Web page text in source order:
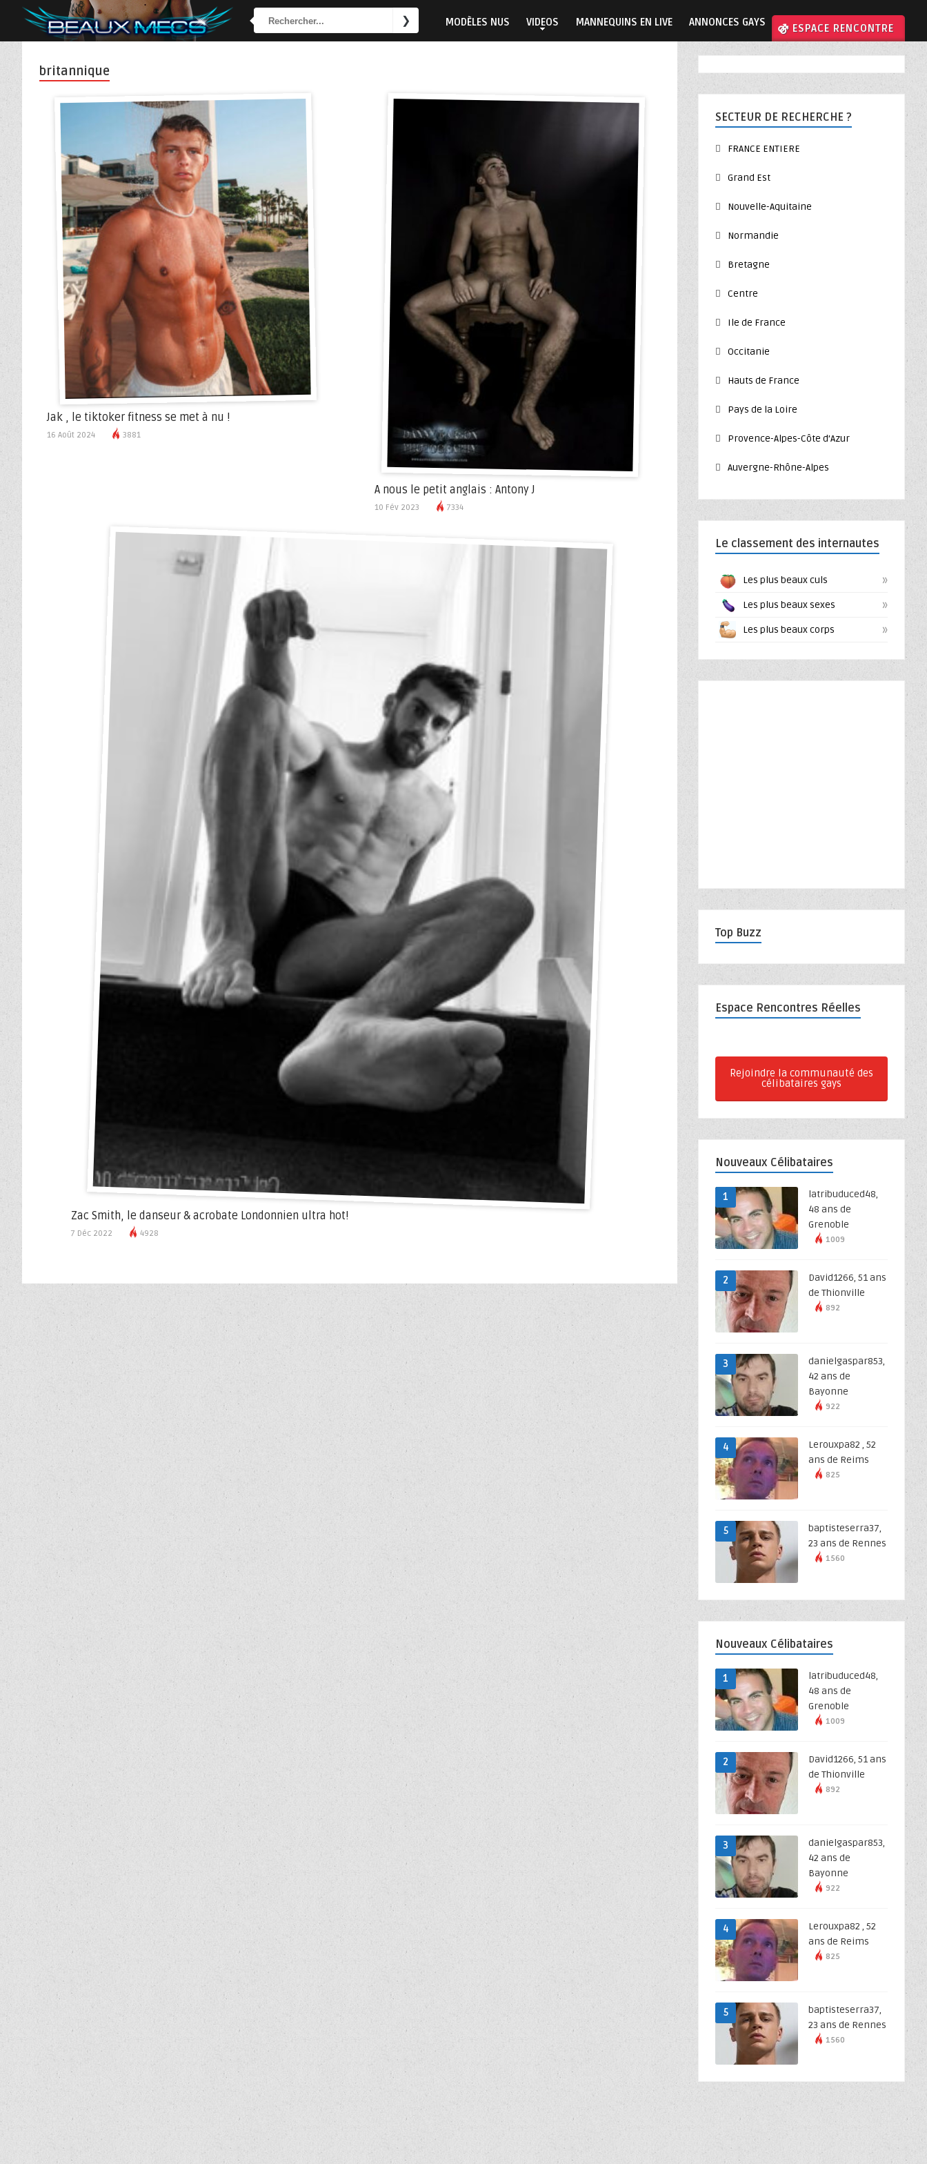
MODÈLES NUS VIDEOS MANNEQUINS EN LIVE ANNONCES GAYS ⚣ ESPACE RENCONTRE
britannique
Jak , le tiktoker fitness se met à nu !
16 Août 2024 3881
A nous le petit anglais : Antony J
10 Fév 2023 7334
Zac Smith, le danseur & acrobate Londonnien ultra hot!
7 Déc 2022 4928
SECTEUR DE RECHERCHE ?
FRANCE ENTIERE
Grand Est
Nouvelle-Aquitaine
Normandie
Bretagne
Centre
Ile de France
Occitanie
Hauts de France
Pays de la Loire
Provence-Alpes-Côte d’Azur
Auvergne-Rhône-Alpes
Le classement des internautes
Les plus beaux culs »
Les plus beaux sexes »
Les plus beaux corps »
Top Buzz
Espace Rencontres Réelles
Rejoindre la communauté des
célibataires gays
Nouveaux Célibataires
1
latribuduced48,
48 ans de
Grenoble
1009
2
David1266, 51 ans
de Thionville
892
3
danielgaspar853,
42 ans de
Bayonne
922
4
Lerouxpa82 , 52
ans de Reims
825
5
baptisteserra37,
23 ans de Rennes
1560
Nouveaux Célibataires
1
latribuduced48,
48 ans de
Grenoble
1009
2
David1266, 51 ans
de Thionville
892
3
danielgaspar853,
42 ans de
Bayonne
922
4
Lerouxpa82 , 52
ans de Reims
825
5
baptisteserra37,
23 ans de Rennes
1560